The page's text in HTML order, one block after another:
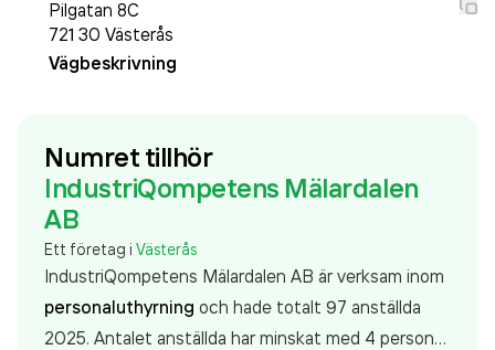
Pilgatan 8C
721 30 Västerås
Vägbeskrivning
Numret tillhör
IndustriQompetens Mälardalen
AB
Ett företag i Västerås
IndustriQompetens Mälardalen AB är verksam inom
personaluthyrning och hade totalt 97 anställda
2025. Antalet anställda har minskat med 4 personer